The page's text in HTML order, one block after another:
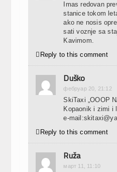
Imas redovan
stanice tokom
ako ne nosis
sati voznje sa
Kavimom.
 Reply to this comment
Duško
фебруар 20, 21:12
SkiTaxi „OOOP
Kopaonik i zimi i
e-
 Reply to this comment
Ruža
март 11, 11:10